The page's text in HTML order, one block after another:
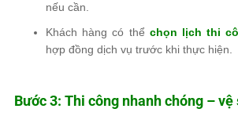
nếu cần.
Khách hàng có thể chọn lịch thi
hợp đồng dịch vụ trước khi thực hiện.
Bước 3: Thi công nhanh chóng – vệ